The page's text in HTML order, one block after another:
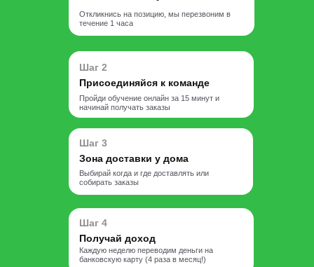
Откликнись на позицию, мы перезвоним в
течение 1 часа
Шаг 2
Присоединяйся к команде
Пройди обучение онлайн за 15 минут и
начинай получать заказы
Шаг 3
Зона доставки у дома
Выбирай когда и где доставлять или
собирать заказы
Шаг 4
Получай доход
Каждую неделю переводим деньги на
банковскую карту (4 раза в месяц!)